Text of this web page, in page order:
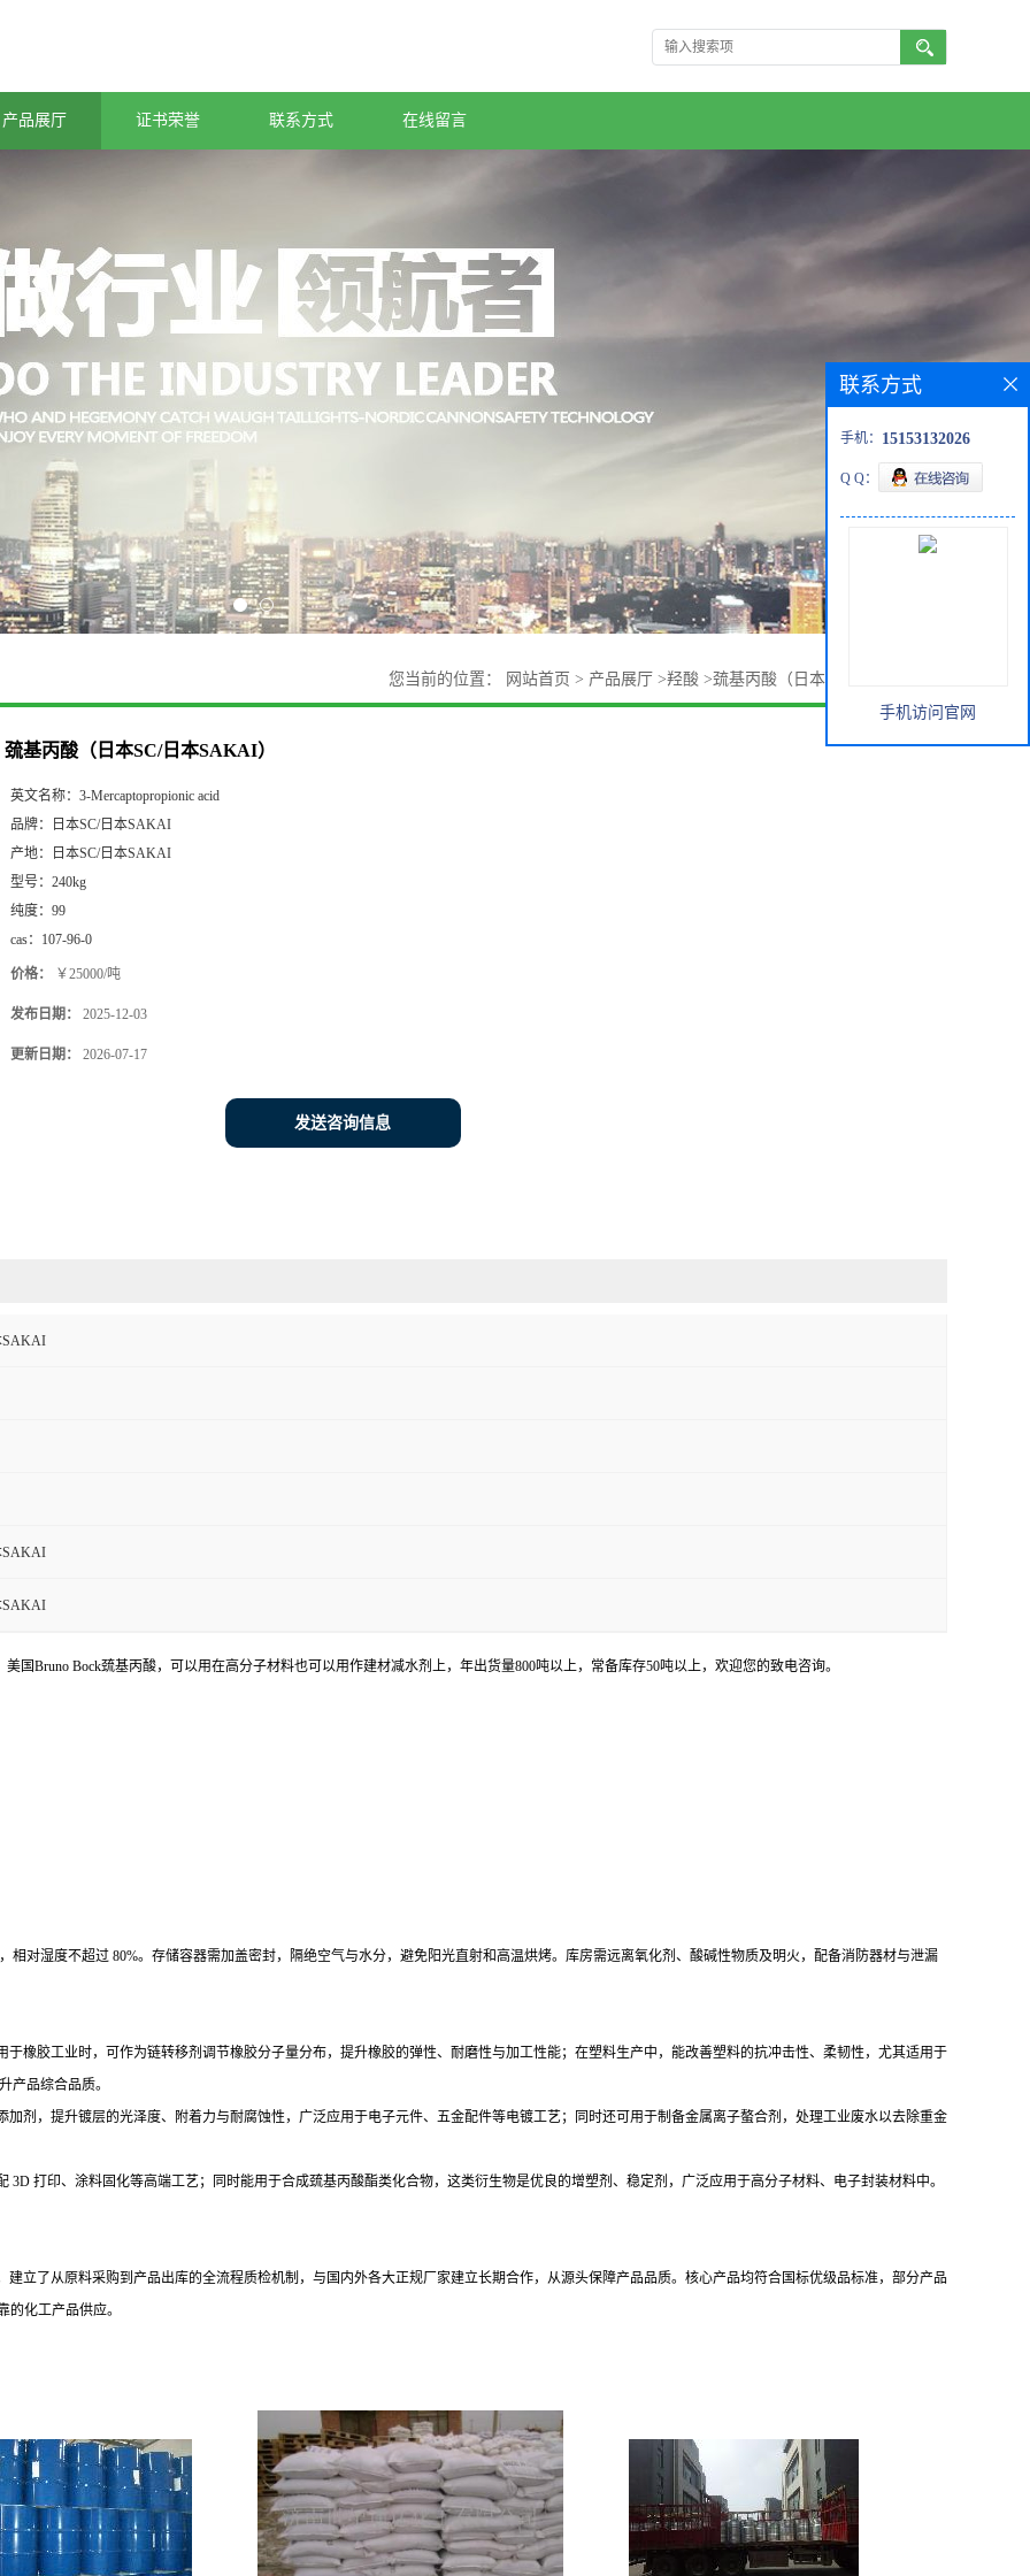
产品展厅 证书荣誉 联系方式 在线留言
您当前的位置： 网站首页 > 产品展厅 >羟酸 >巯基丙酸（日本SC/日本SAKAI）
巯基丙酸（日本SC/日本SAKAI）
英文名称： 3-Mercaptopropionic acid
品牌：
日本SC/日本SAKAI
产地：
日本SC/日本SAKAI
型号： 240kg
纯度： 99
cas： 107-96-0
价格： ￥25000/吨
发布日期： 2025-12-03
更新日期： 2026-07-17
发送咨询信息
SAKAI
SAKAI
SAKAI
国Bruno Bock巯基丙酸，可以用在高分子材料也可以用作建材减水剂上，年出货量800吨以上，常备库存50吨以上，欢迎您的致电咨询。
相对湿度不超过 80%。存储容器需加盖密封，隔绝空气与水分，避免阳光直射和高温烘烤。库房需远离氧化剂、酸碱性物质及明火，配备消防器材与泄漏
橡胶工业时，可作为链转移剂调节橡胶分子量分布，提升橡胶的弹性、耐磨性与加工性能；在塑料生产中，能改善塑料的抗冲击性、柔韧性，尤其适用于
产品综合品质。
剂，提升镀层的光泽度、附着力与耐腐蚀性，广泛应用于电子元件、五金配件等电镀工艺；同时还可用于制备金属离子螯合剂，处理工业废水以去除重金
3D 打印、涂料固化等高端工艺；同时能用于合成巯基丙酸酯类化合物，这类衍生物是优良的增塑剂、稳定剂，广泛应用于高分子材料、电子封装材料中。
立了从原料采购到产品出库的全流程质检机制，与国内外各大正规厂家建立长期合作，从源头保障产品品质。核心产品均符合国标优级品标准，部分产品
化工产品供应。
联系方式
手机： 15153132026
Q Q：
手机访问官网